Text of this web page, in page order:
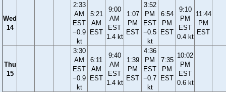
Wed
14
2:33
AM
EST
−0.9
kt
5:21
AM
EST
9:00
AM
EST
1.4 kt
1:07
PM
EST
3:52
PM
EST
−0.5
kt
6:54
PM
EST
9:10
PM
EST
0.4 kt
11:44
PM
EST
Thu
15
3:30
AM
EST
−0.9
kt
6:11
AM
EST
9:40
AM
EST
1.4 kt
1:39
PM
EST
4:36
PM
EST
−0.7
kt
7:35
PM
EST
10:02
PM
EST
0.6 kt